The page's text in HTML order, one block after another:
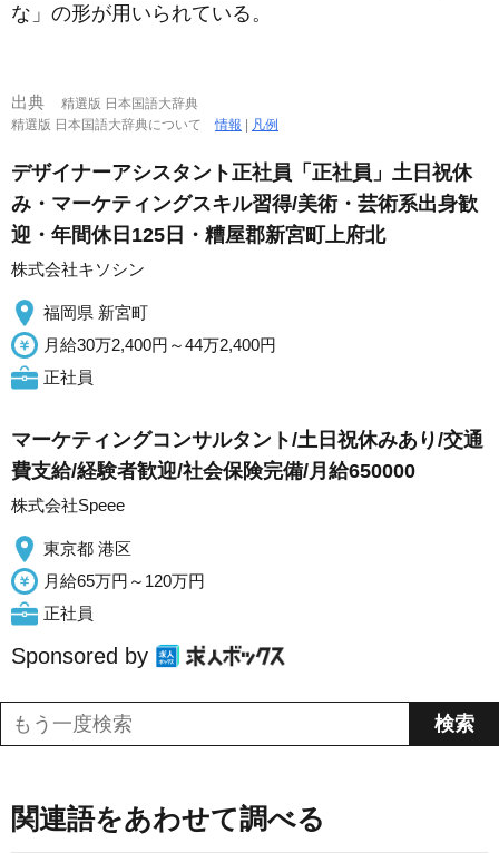
な」の形が用いられている。
出典
精選版 日本国語大辞典
精選版 日本国語大辞典について情報 | 凡例
デザイナーアシスタント正社員「正社員」土日祝休
み・マーケティングスキル習得/美術・芸術系出身歓
迎・年間休日125日・糟屋郡新宮町上府北
株式会社キソシン
福岡県 新宮町
月給30万2,400円～44万2,400円
正社員
マーケティングコンサルタント/土日祝休みあり/交通
費支給/経験者歓迎/社会保険完備/月給650000
株式会社Speee
東京都 港区
月給65万円～120万円
正社員
Sponsored by
関連語をあわせて調べる